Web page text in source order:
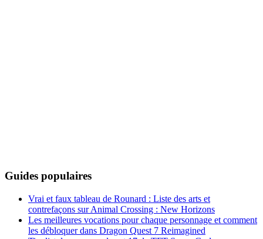
Guides populaires
Vrai et faux tableau de Rounard : Liste des arts et
contrefaçons sur Animal Crossing : New Horizons
Les meilleures vocations pour chaque personnage et comment
les débloquer dans Dragon Quest 7 Reimagined